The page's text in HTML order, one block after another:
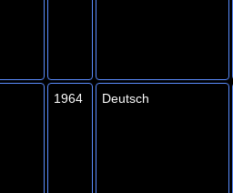
1964 Deutsch